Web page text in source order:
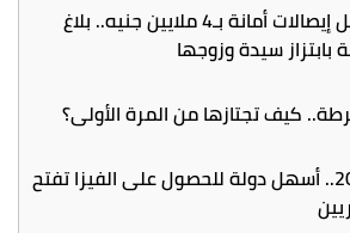
التبرع بكليته مقابل إيصالات أمانة بـ4 ملايين جنيه.. بلاغ
سيدة وزوجها
كيف تجتازها من المرة الأولى؟
تأشيرة شنجن 2026.. أسهل دولة للحصول على الفيزا تفتح